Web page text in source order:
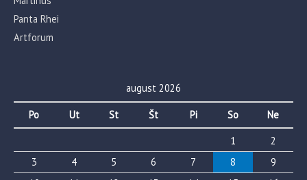
Panta Rhei
Artforum
august 2026
Po Ut St Št Pi So
Ne
1
2
3
4 5 6 7 8
9